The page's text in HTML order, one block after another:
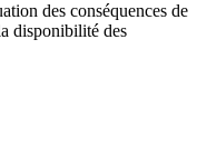
des conséquences de
disponibilité des